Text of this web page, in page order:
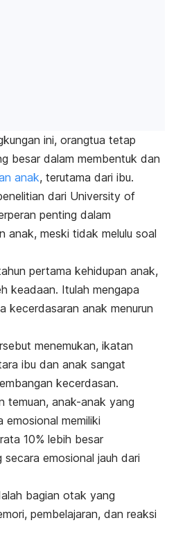
ini, orangtua tetap
besar dalam membentuk dan
anak, terutama dari ibu.
dari University of
penting dalam
anak, meski tidak melulu soal
pertama kehidupan anak,
keadaan. Itulah mengapa
kecerdasaran anak menurun
menemukan, ikatan
ibu dan anak sangat
kecerdasan.
temuan, anak-anak yang
memiliki
10% lebih besar
emosional jauh dari
bagian otak yang
pembelajaran, dan reaksi